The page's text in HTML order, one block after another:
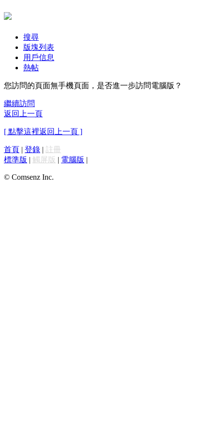
搜尋
版塊列表
用戶信息
熱帖
您訪問的頁面無手機頁面，是否進一步訪問電腦版？
繼續訪問
返回上一頁
[ 點擊這裡返回上一頁 ]
首頁 | 登錄 | 註冊
標準版 | 觸屏版 | 電腦版 |
© Comsenz Inc.